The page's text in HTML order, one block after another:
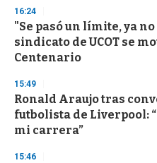
d
s
o
f
3
s
e
c
o
n
s
16:24
"Se pasó un límite, ya
sindicato de UCOT se
Centenario
15:49
Ronald Araujo tras
futbolista de Liverpool:
mi carrera”
15:46